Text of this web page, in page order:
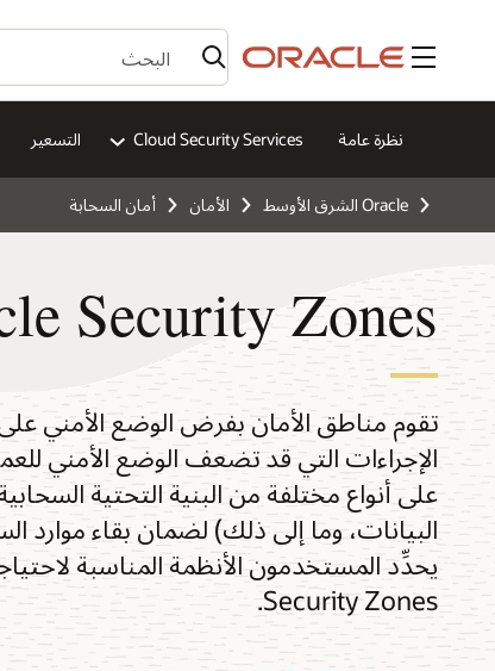
القائمة
نظرة عامة Cloud Security Services التسعير
Oracle الشرق الأوسط الأمان أمان السحابة
Security Zones
على أنواع مختلفة من البنية التحتية
البيانات، وما إلى ذلك) لضمان بقاء موارد
Security Zones.